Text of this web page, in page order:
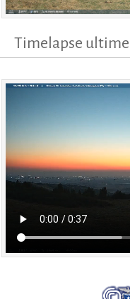
Timelapse